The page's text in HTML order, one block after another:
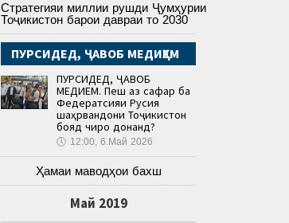
Стратегияи миллии рушди Ҷумҳурии
Тоҷикистон барои давраи то 2030
ПУРСИДЕД, ҶАВОБ МЕДИҲЕМ
ПУРСИДЕД, ҶАВОБ
МЕДИҲЕМ. Пеш аз сафар ба
Федератсияи Русия
шаҳрвандони Тоҷикистон
бояд чиро донанд?
🕔 12:00, 6.Май 2026
Ҳамаи маводҳои бахш
Май 2019